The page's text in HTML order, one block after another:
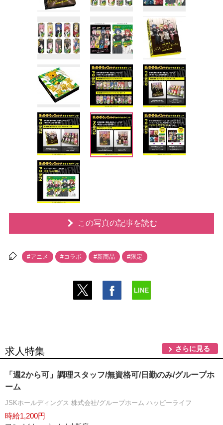
この写真の記事を読む
#アニメ #コラボ #新商品 #限定
求人特集 さらに見る
「週2から可」調理スタッフ/無資格可/日勤のみ/グループホ
ーム
JSKホールディングス 株式会社/グループホーム ハッピーライフ
時給1,200円